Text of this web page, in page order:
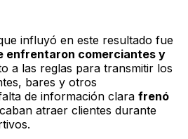
influyó en este resultado fue
enfrentaron comerciantes y
a las reglas para transmitir los
bares y otros
de información clara frenó
atraer clientes durante